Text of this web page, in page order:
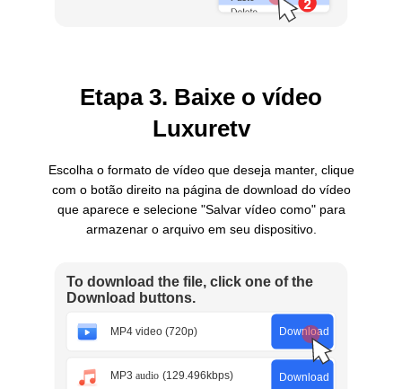
Etapa 3. Baixe o vídeo
Luxuretv
Escolha o formato de vídeo que deseja manter, clique
com o botão direito na página de download do vídeo
que aparece e selecione "Salvar vídeo como" para
armazenar o arquivo em seu dispositivo.